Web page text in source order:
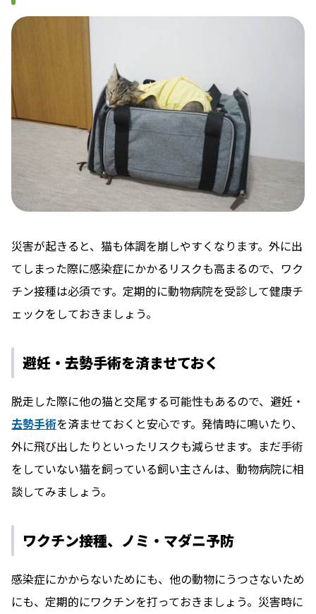
災害が起きると、猫も体調を崩しやすくなります。外に出
てしまった際に感染症にかかるリスクも高まるので、ワク
チン接種は必須です。定期的に動物病院を受診して健康チ
ェックをしておきましょう。
避妊・去勢手術を済ませておく
脱走した際に他の猫と交尾する可能性もあるので、避妊・
去勢手術を済ませておくと安心です。発情時に鳴いたり、
外に飛び出したりといったリスクも減らせます。まだ手術
をしていない猫を飼っている飼い主さんは、動物病院に相
談してみましょう。
ワクチン接種、ノミ・マダニ予防
感染症にかからないためにも、他の動物にうつさないため
にも、定期的にワクチンを打っておきましょう。災害時に